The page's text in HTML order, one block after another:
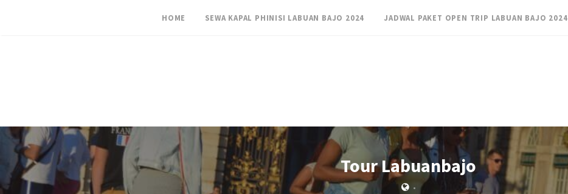
HOME SEWA KAPAL PHINISI LABUAN BAJO 2024 JADWAL PAKET OPEN TRIP LABUAN BAJO 2024
Tour Labuanbajo
•